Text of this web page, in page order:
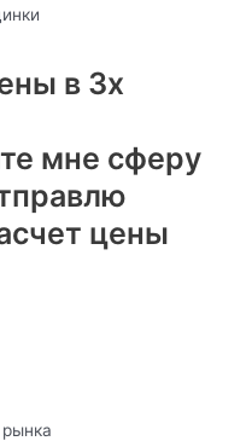
в 3х
мне сферу
цены